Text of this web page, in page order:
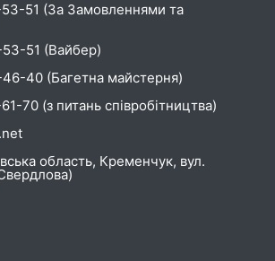
51 (За Замовленнями та
51 (Вайбер)
40 (Багетна майстерня)
70 (з питань співробітництва)
область, Кременчук, вул.